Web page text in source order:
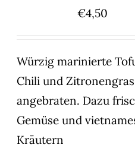
€4,50
Würzig marinierte
Chili und
angebraten. Dazu
Gemüse und
Kräutern